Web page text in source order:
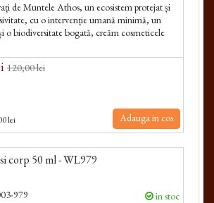
de Muntele Athos, un ecosistem protejat și
cu o intervenție umană minimă, un
o biodiversitate bogată, creăm cosmeticele
120,00 lei
lei Adauga in cos
corp 50 ml - WL979
979 in stoc